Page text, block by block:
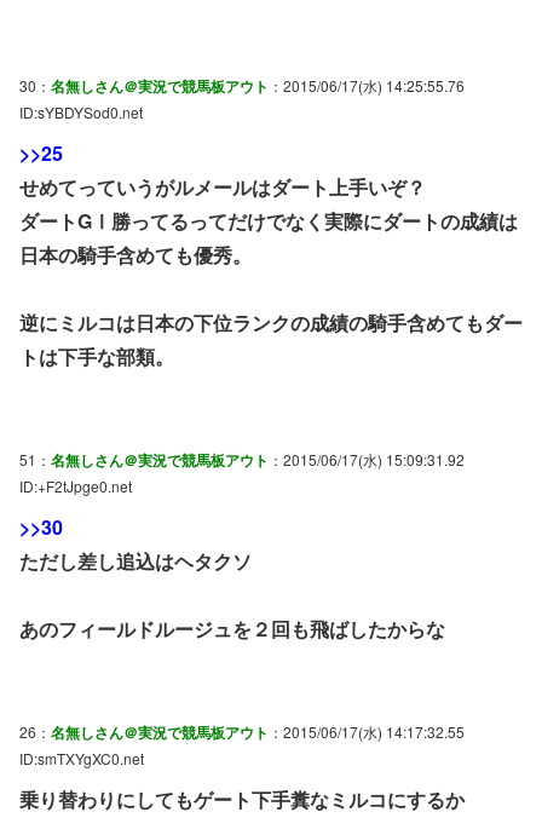
30： 名無しさん＠実況で競馬板アウト ：2015/06/17(水) 14:25:55.76
ID:sYBDYSod0.net
>>25
せめてっていうがルメールはダート上手いぞ？
ダートGⅠ勝ってるってだけでなく実際にダートの成績は
日本の騎手含めても優秀。
逆にミルコは日本の下位ランクの成績の騎手含めてもダー
トは下手な部類。
51： 名無しさん＠実況で競馬板アウト ：2015/06/17(水) 15:09:31.92
ID:+F2tJpge0.net
>>30
ただし差し追込はヘタクソ
あのフィールドルージュを２回も飛ばしたからな
26： 名無しさん＠実況で競馬板アウト ：2015/06/17(水) 14:17:32.55
ID:smTXYgXC0.net
乗り替わりにしてもゲート下手糞なミルコにするか